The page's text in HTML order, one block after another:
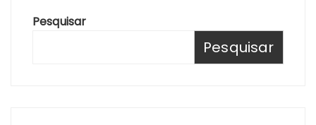
Pesquisar
Pesquisar